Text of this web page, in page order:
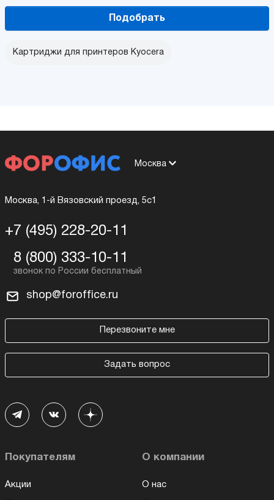
Подобрать
Картриджи для принтеров Kyocera
Москва
Москва, 1-й Вязовский проезд, 5с1
+7 (495) 228-20-11
8 (800) 333-10-11
shop@foroffice.ru
Перезвоните мне
Задать вопрос
Покупателям
Акции
О компании
О нас